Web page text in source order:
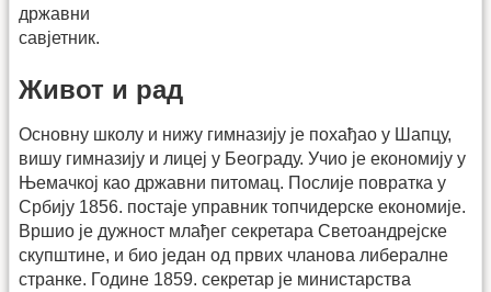
државни
савјетник.
Живот и рад
Основну школу и нижу гимназију је похађао у Шапцу,
вишу гимназију и лицеј у Београду. Учио је економију у
Њемачкој као државни питомац. Послије повратка у
Србију 1856. постаје управник топчидерске економије.
Вршио је дужност млађег секретара Светоандрејске
скупштине, и био један од првих чланова либералне
странке. Године 1859. секретар је министарства